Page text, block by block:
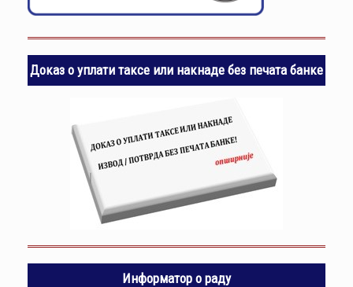
Доказ о уплати таксе или накнаде без печата банке
Информатор о раду